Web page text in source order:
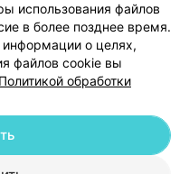
данных
| 220012, Республика Беларусь,
пом. 16 | help@103.by
использования файлов
в более позднее время.
информации о целях,
файлов cookie вы
Политикой обработки